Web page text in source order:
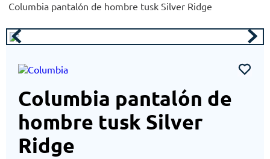
Columbia pantalón de hombre tusk Silver Ridge
Columbia pantalón de
hombre tusk Silver
Ridge